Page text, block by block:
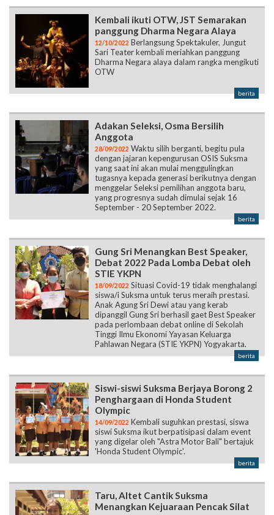
Kembali ikuti OTW, JST Semarakan
panggung Dharma Negara Alaya
12/10/2022 Berlangsung Spektakuler, Jungut
Sari Teater kembali meriahkan panggung
Dharma Negara alaya dalam rangka mengikuti
OTW
berita
Adakan Seleksi, Osma Bersilih
Anggota
28/09/2022 Waktu silih berganti, begitu pula
dengan jajaran kepengurusan OSIS Suksma
yang saat ini akan mulai menggulingkan
tugasnya kepada generasi berikutnya dengan
menggelar Seleksi pemilihan anggota baru,
yang progresnya sudah dimulai sejak 16
September - 20 September 2022.
berita
Gung Sri Menangkan Best Speaker,
Debat 2022 Pada Lomba Debat oleh
STIE YKPN
18/09/2022 Situasi Covid-19 tidak menghalangi
siswa/i Suksma untuk terus meraih prestasi.
Anak Agung Sri Dewi atau yang kerab
dipanggil Gung Sri berhasil gaet Best Speaker
pada perlombaan debat online di Sekolah
Tinggi Ilmu Ekonomi Yayasan Keluarga
Pahlawan Negara (STIE YKPN) Yogyakarta.
berita
Siswi-siswi Suksma Berjaya Borong 2
Penghargaan di Honda Student
Olympic
14/09/2022 Kembali suguhkan prestasi, siswa
siswi Suksma ikut berpatisipasi dalam event
yang digelar oleh "Astra Motor Bali" bertajuk
'Honda Student Olympic'.
berita
Taru, Altet Cantik Suksma
Menangkan Kejuaraan Pencak Silat